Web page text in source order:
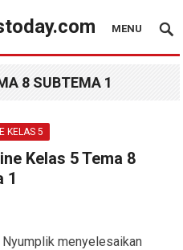
MENU
8 SUBTEMA 1
KELAS 5
Kelas 5 Tema 8
1
menyelesaikan